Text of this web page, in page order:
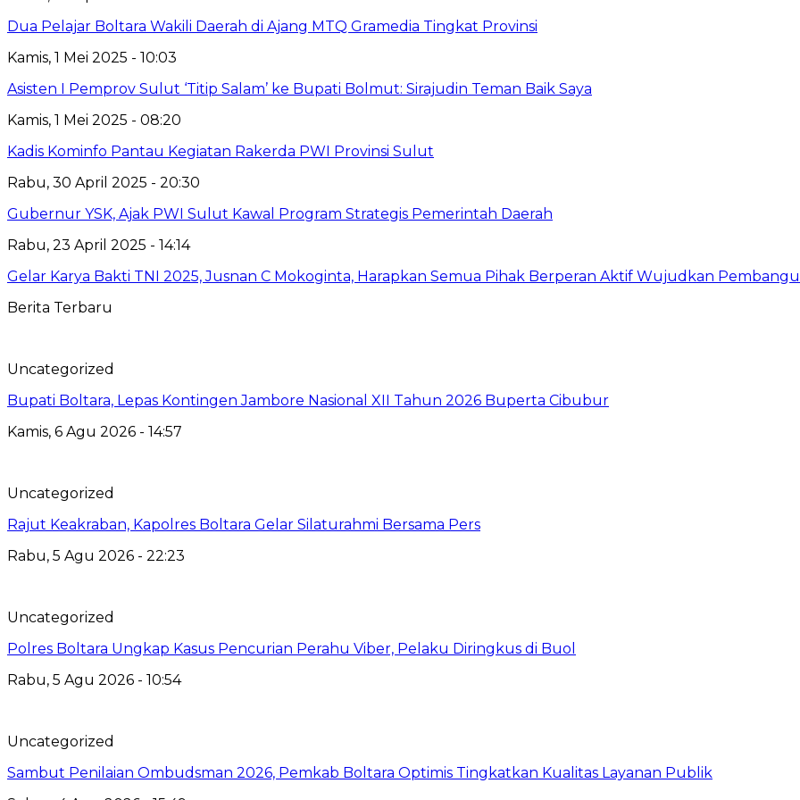
Dua Pelajar Boltara Wakili Daerah di Ajang MTQ Gramedia Tingkat Provinsi
Kamis, 1 Mei 2025 - 10:03
Asisten I Pemprov Sulut ‘Titip Salam’ ke Bupati Bolmut: Sirajudin Teman Baik Saya
Kamis, 1 Mei 2025 - 08:20
Kadis Kominfo Pantau Kegiatan Rakerda PWI Provinsi Sulut
Rabu, 30 April 2025 - 20:30
Gubernur YSK, Ajak PWI Sulut Kawal Program Strategis Pemerintah Daerah
Rabu, 23 April 2025 - 14:14
Gelar Karya Bakti TNI 2025, Jusnan C Mokoginta, Harapkan Semua Pihak Berperan Aktif Wujudkan
Berita Terbaru
Uncategorized
Bupati Boltara, Lepas Kontingen Jambore Nasional XII Tahun 2026 Buperta Cibubur
Kamis, 6 Agu 2026 - 14:57
Uncategorized
Rajut Keakraban, Kapolres Boltara Gelar Silaturahmi Bersama Pers
Rabu, 5 Agu 2026 - 22:23
Uncategorized
Polres Boltara Ungkap Kasus Pencurian Perahu Viber, Pelaku Diringkus di Buol
Rabu, 5 Agu 2026 - 10:54
Uncategorized
Sambut Penilaian Ombudsman 2026, Pemkab Boltara Optimis Tingkatkan Kualitas Layanan Publik